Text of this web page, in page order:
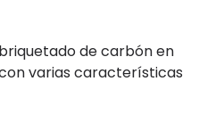
de carbón en
varias características